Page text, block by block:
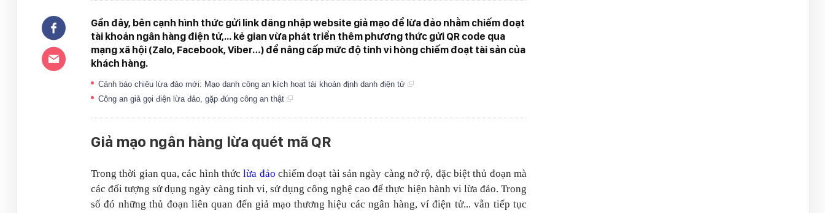
Gần đây, bên cạnh hình thức gửi link đăng nhập website giả mạo để lừa đảo nhằm chiếm đoạt
tài khoản ngân hàng điện tử,... kẻ gian vừa phát triển thêm phương thức gửi QR code qua
mạng xã hội (Zalo, Facebook, Viber…) để nâng cấp mức độ tinh vi hòng chiếm đoạt tài sản của
khách hàng.
Cảnh báo chiêu lừa đảo mới: Mạo danh công an kích hoạt tài khoản định danh điện tử
Công an giả gọi điện lừa đảo, gặp đúng công an thật
Giả mạo ngân hàng lừa quét mã QR
Trong thời gian qua, các hình thức lừa đảo chiếm đoạt tài sản ngày càng nở rộ, đặc biệt thủ đoạn mà
các đối tượng sử dụng ngày càng tinh vi, sử dụng công nghệ cao để thực hiện hành vi lừa đảo. Trong
số đó những thủ đoạn liên quan đến giả mạo thương hiệu các ngân hàng, ví điện tử... vẫn tiếp tục